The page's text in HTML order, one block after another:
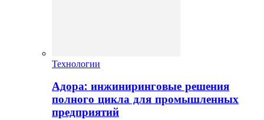
Технологии
Адора: инжиниринговые решения
полного цикла для промышленных
предприятий